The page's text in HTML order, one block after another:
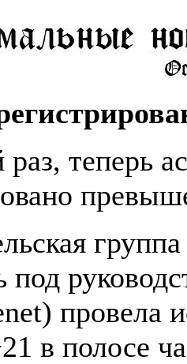
раз, теперь
под
провела
в полосе